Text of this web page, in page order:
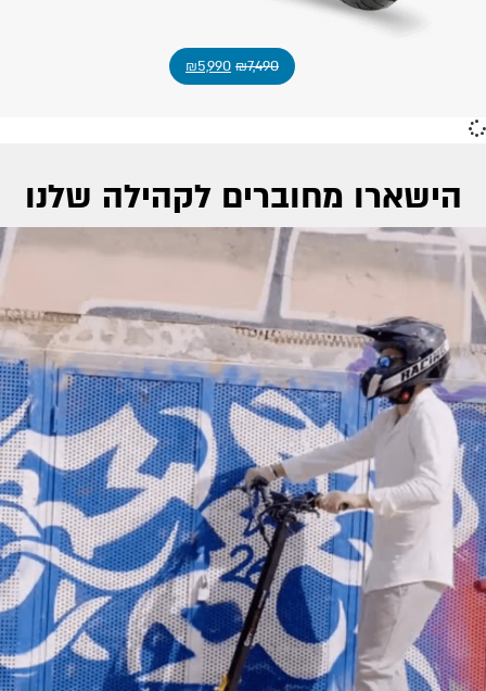
₪7,490
₪5,990
הישארו מחוברים לקהילה שלנו